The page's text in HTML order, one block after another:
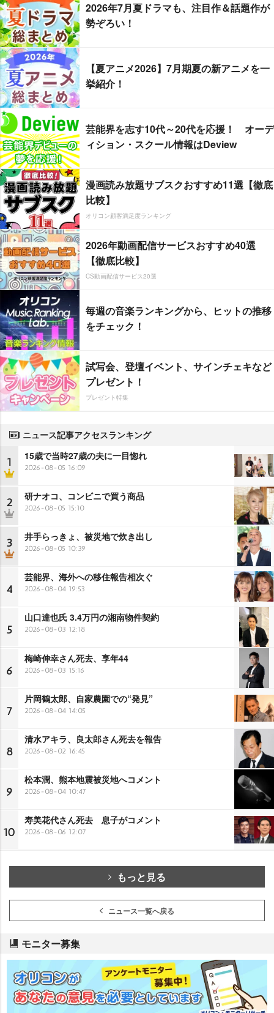
2026年7月夏ドラマも、注目作＆話題作が
勢ぞろい！
【夏アニメ2026】7月期夏の新アニメを一
挙紹介！
芸能界を志す10代～20代を応援！ オーデ
ィション・スクール情報はDeview
漫画読み放題サブスクおすすめ11選【徹底
比較】
オリコン顧客満足度ランキング
2026年動画配信サービスおすすめ40選
【徹底比較】
CS動画配信サービス20選
毎週の音楽ランキングから、ヒットの推移
をチェック！
試写会、登壇イベント、サインチェキなど
プレゼント！
プレゼント特集
ニュース記事アクセスランキング
1 15歳で当時27歳の夫に一目惚れ
2026-08-05 16:09
2 研ナオコ、コンビニで買う商品
2026-08-05 15:10
3 井手らっきょ、被災地で炊き出し
2026-08-05 10:39
4
芸能界、海外への移住報告相次ぐ
2026-08-04 19:53
5
山口達也氏 3.4万円の湘南物件契約
2026-08-03 12:18
6
梅崎伸幸さん死去、享年44
2026-08-03 15:16
7
片岡鶴太郎、自家農園での“発見”
2026-08-04 14:05
8
清水アキラ、良太郎さん死去を報告
2026-08-02 16:45
9
松本潤、熊本地震被災地へコメント
2026-08-04 10:47
10
寿美花代さん死去 息子がコメント
2026-08-06 12:07
もっと見る
ニュース一覧へ戻る
モニター募集